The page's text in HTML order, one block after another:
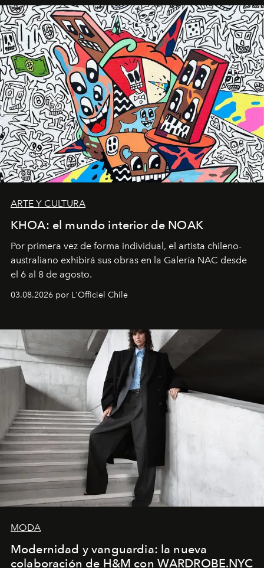
ARTE Y CULTURA
KHOA: el mundo interior de NOAK
Por primera vez de forma individual, el artista chileno-
australiano exhibirá sus obras en la Galería NAC desde
el 6 al 8 de agosto.
03.08.2026 por L'Officiel Chile
MODA
Modernidad y vanguardia: la nueva
colaboración de H&M con WARDROBE.NYC